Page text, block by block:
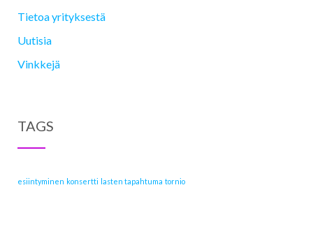
Tietoa yrityksestä
Uutisia
Vinkkejä
TAGS
esiintyminen konsertti lasten tapahtuma tornio